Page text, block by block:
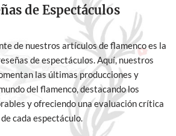
de Espectáculos
de nuestros artículos de flamenco es la
de espectáculos. Aquí, nuestros
las últimas producciones y
del flamenco, destacando los
y ofreciendo una evaluación crítica
cada espectáculo.